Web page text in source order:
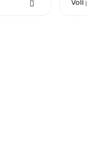
Voli